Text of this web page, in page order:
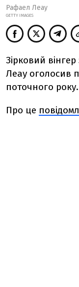
Рафаел Леау
GETTY IMAGES
Зірковий
Леау оголосив
поточного року.
Про це